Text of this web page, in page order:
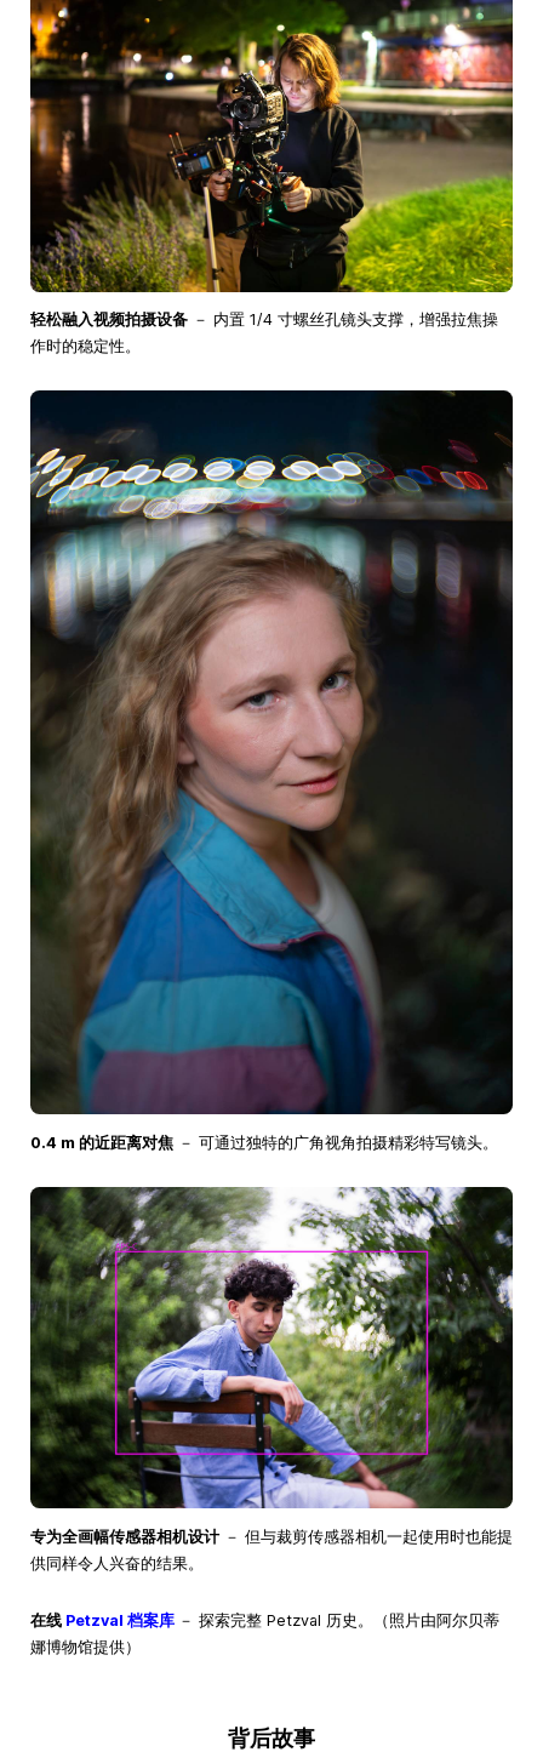
轻松融入视频拍摄设备 － 内置 1/4 寸螺丝孔镜头支撑，增强拉焦操
作时的稳定性。
0.4 m 的近距离对焦 － 可通过独特的广角视角拍摄精彩特写镜头。
专为全画幅传感器相机设计－ 但与裁剪传感器相机一起使用时也能提
供同样令人兴奋的结果。
在线 Petzval 档案库 － 探索完整 Petzval 历史。（照片由阿尔贝蒂
娜博物馆提供）
背后故事